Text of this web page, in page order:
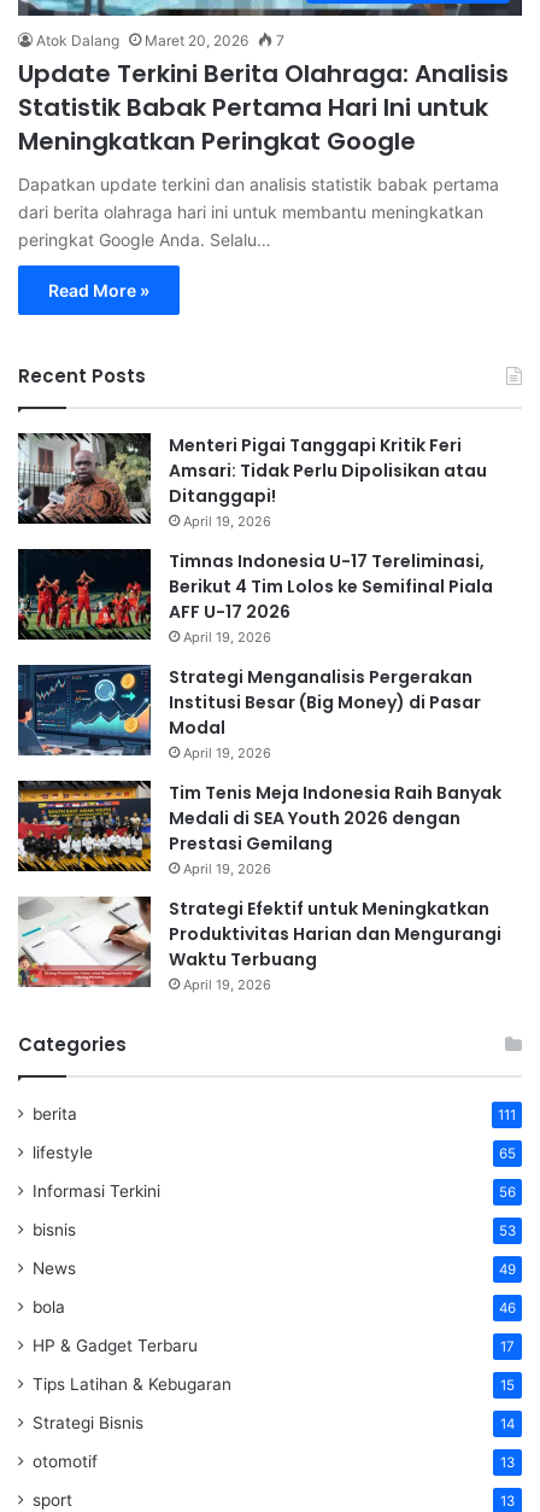
Atok Dalang Maret 20, 2026 7
Update Terkini Berita Olahraga: Analisis
Statistik Babak Pertama Hari Ini untuk
Meningkatkan Peringkat Google
Dapatkan update terkini dan analisis statistik babak pertama
dari berita olahraga hari ini untuk membantu meningkatkan
peringkat Google Anda. Selalu…
Read More »
Recent Posts
Menteri Pigai Tanggapi Kritik Feri
Amsari: Tidak Perlu Dipolisikan atau
Ditanggapi!
April 19, 2026
Timnas Indonesia U-17 Tereliminasi,
Berikut 4 Tim Lolos ke Semifinal Piala
AFF U-17 2026
April 19, 2026
Strategi Menganalisis Pergerakan
Institusi Besar (Big Money) di Pasar
Modal
April 19, 2026
Tim Tenis Meja Indonesia Raih Banyak
Medali di SEA Youth 2026 dengan
Prestasi Gemilang
April 19, 2026
Strategi Efektif untuk Meningkatkan
Produktivitas Harian dan Mengurangi
Waktu Terbuang
April 19, 2026
Categories
berita 111
lifestyle 65
Informasi Terkini 56
bisnis 53
News 49
bola 46
HP & Gadget Terbaru 17
Tips Latihan & Kebugaran 15
Strategi Bisnis 14
otomotif 13
sport 13